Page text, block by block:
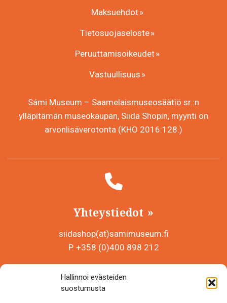
Hallinnoi evästeiden
suostumusta
Maksuehdot
Tietosuojaseloste
Peruuttamisoikeudet
Vastuullisuus
Sámi Museum – Saamelaismuseosäätiö sr.:n
ylläpitämän museokaupan, Siida Shopin, myynti on
arvonlisäverotonta (KHO 2016:128.)
Yhteystiedot
siidashop(at)samimuseum.fi
P. +358 (0)400 898 212
Y-tunnus 0625907-2